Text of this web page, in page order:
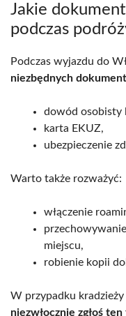
Jakie
podczas
Podczas wyjazdu do
niezbędnych
dowód osobisty
karta EKUZ,
ubezpieczenie
Warto także rozważyć:
włączenie
miejscu,
robienie kopii
W przypadku
niezwłocznie zgłoś